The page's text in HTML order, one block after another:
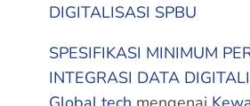
DIGITALISASI SPBU
SPESIFIKASI MINIMUM
INTEGRASI DATA